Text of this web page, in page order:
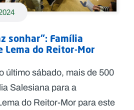
sonhar”: Família
Lema do Reitor-Mor
último sábado, mais de 500
Salesiana para a
do Reitor-Mor para este